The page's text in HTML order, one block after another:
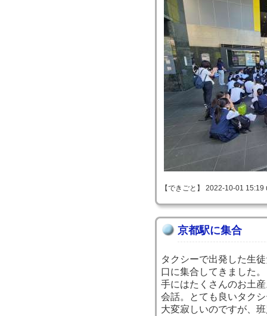
【できごと】 2022-10-01
京都駅に集合
タクシーで出発した生
口に集合してきました。
手にはたくさんのお土
会話。とても良いタク
大変寂しいのですが、